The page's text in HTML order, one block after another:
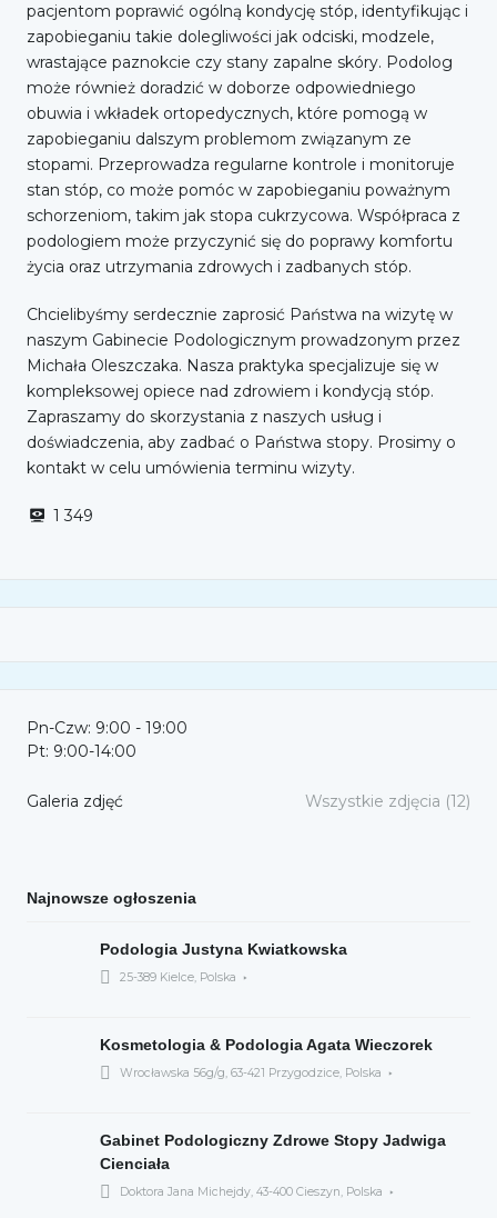
pacjentom poprawić ogólną kondycję stóp, identyfikując i
zapobieganiu takie dolegliwości jak odciski, modzele,
wrastające paznokcie czy stany zapalne skóry. Podolog
może również doradzić w doborze odpowiedniego
obuwia i wkładek ortopedycznych, które pomogą w
zapobieganiu dalszym problemom związanym ze
stopami. Przeprowadza regularne kontrole i monitoruje
stan stóp, co może pomóc w zapobieganiu poważnym
schorzeniom, takim jak stopa cukrzycowa. Współpraca z
podologiem może przyczynić się do poprawy komfortu
życia oraz utrzymania zdrowych i zadbanych stóp.
Chcielibyśmy serdecznie zaprosić Państwa na wizytę w
naszym Gabinecie Podologicznym prowadzonym przez
Michała Oleszczaka. Nasza praktyka specjalizuje się w
kompleksowej opiece nad zdrowiem i kondycją stóp.
Zapraszamy do skorzystania z naszych usług i
doświadczenia, aby zadbać o Państwa stopy. Prosimy o
kontakt w celu umówienia terminu wizyty.
1 349
Pn-Czw: 9:00 - 19:00
Pt: 9:00-14:00
Galeria zdjęć Wszystkie zdjęcia (12)
Najnowsze ogłoszenia
Podologia Justyna Kwiatkowska
25-389 Kielce, Polska
Kosmetologia & Podologia Agata Wieczorek
Wrocławska 56g/g, 63-421 Przygodzice, Polska
Gabinet Podologiczny Zdrowe Stopy Jadwiga
Cienciała
Doktora Jana Michejdy, 43-400 Cieszyn, Polska